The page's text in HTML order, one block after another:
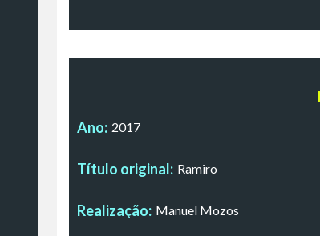
Ano: 2017
Título original: Ramiro
Realização: Manuel Mozos